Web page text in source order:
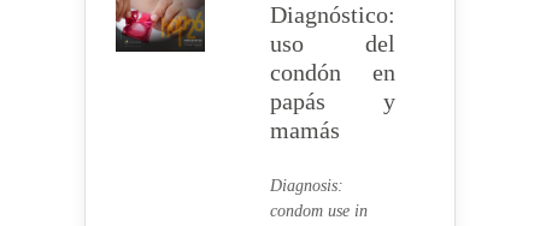
Diagnóstico:
uso del
condón en
papás y
mamás
Diagnosis:
condom use in